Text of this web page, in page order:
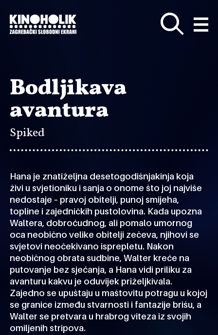
glavni
sadržaj
Bodljikava
avantura
Spiked
Hana je znatiželjna desetogodišnjakinja koja
živi u svjetioniku i sanja o onome što joj najviše
nedostaje – pravoj obitelji, punoj smijeha,
topline i zajedničkih pustolovina. Kada upozna
Waltera, dobroćudnog, ali pomalo umornog
oca neobično velike obitelji zečeva, njihovi se
svjetovi neočekivano isprepletu. Nakon
neobičnog obrata sudbine, Walter kreće na
putovanje bez sjećanja, a Hana vidi priliku za
avanturu kakvu je oduvijek priželjkivala.
Zajedno se upuštaju u maštovitu potragu u kojoj
se granice između stvarnosti i fantazije brišu, a
Walter se pretvara u hrabrog viteza iz svojih
omiljenih stripova.